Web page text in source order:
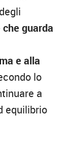
guarda
e alla
lo
a
equilibrio